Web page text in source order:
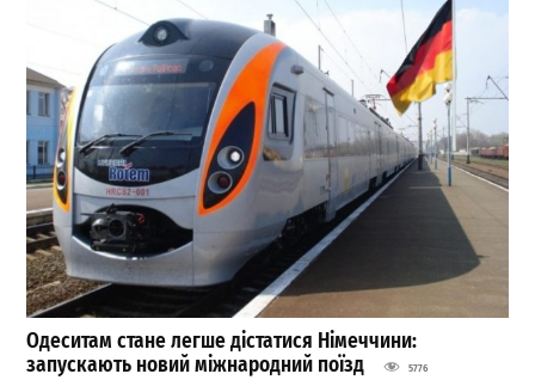
Одеситам стане легше дістатися Німеччини:
запускають новий міжнародний поїзд
5776